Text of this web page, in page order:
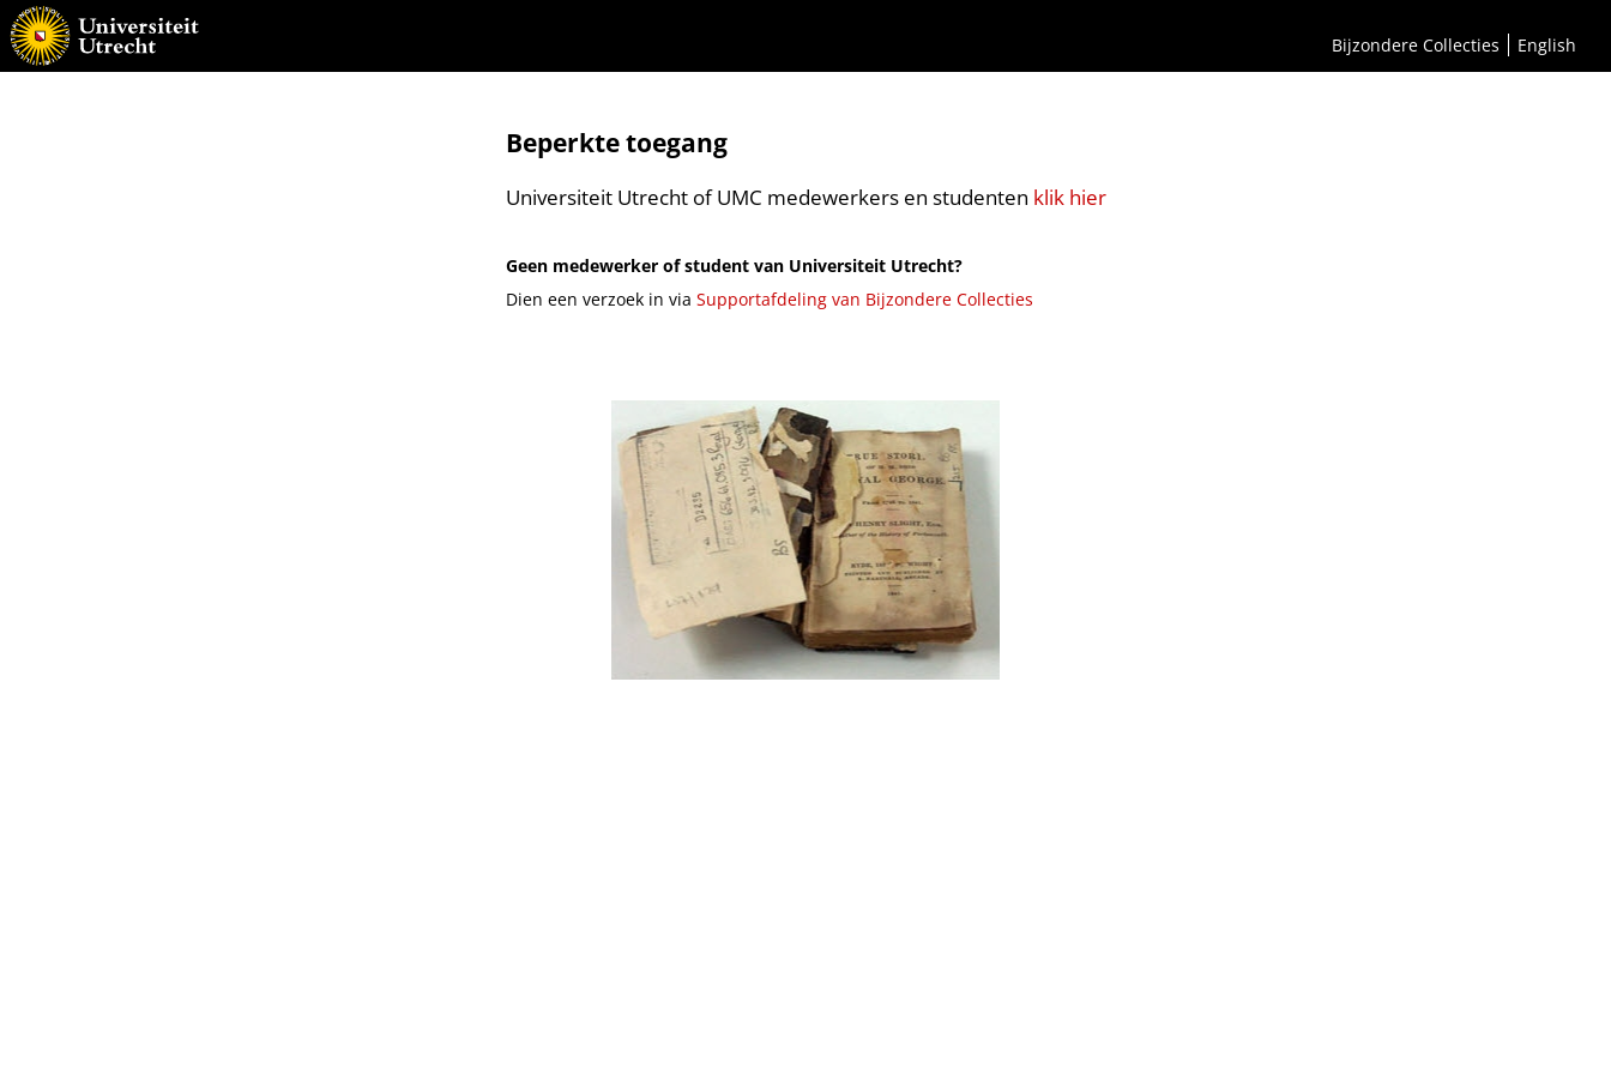
Bijzondere Collecties English
Beperkte toegang
Universiteit Utrecht of UMC medewerkers en studenten klik hier
Geen medewerker of student van Universiteit Utrecht?
Dien een verzoek in via Supportafdeling van Bijzondere Collecties